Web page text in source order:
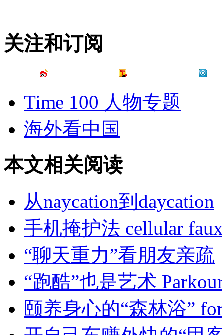
关注和订阅
Time 100 人物专题
海外看中国
本文相关阅读
从naycation到daycation
手机掩护法 cellular
“聊天重力”看朋友亲疏
“跑酷”也是艺术
颐养身心的“森林浴”